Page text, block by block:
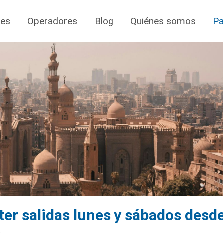
Operadores Blog Quiénes somos
salidas lunes y sábados